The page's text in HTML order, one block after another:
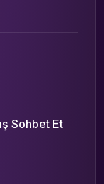
Sohbet Et